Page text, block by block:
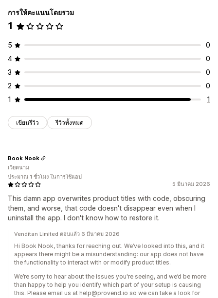
การให้คะแนนโดยรวม
1
5
0
4
0
3
0
2
0
1
1
เขียนรีวิว รีวิวทั้งหมด
5 มีนาคม 2026
This damn app overwrites product titles with code, obscuring
them, and worse, that code doesn't disappear even when I
uninstall the app. I don't know how to restore it.
Book Nook
เวียดนาม
ประมาณ 1 ชั่วโมง ในการใช้แอป
Venditan Limited ตอบแล้ว 6 มีนาคม 2026
Hi Book Nook, thanks for reaching out. We’ve looked into this, and it
appears there might be a misunderstanding: our app does not have
the functionality to interact with or modify product titles.
We’re sorry to hear about the issues you're seeing, and we’d be more
than happy to help you identify which part of your setup is causing
this. Please email us at help@provend.io so we can take a look for